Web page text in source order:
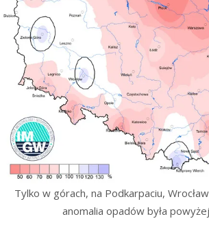
Tylko w górach, na Podkarpaciu,
anomalia opadów była